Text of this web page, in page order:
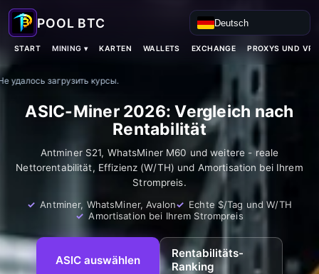
Deutsch
START MINING ▾ KARTEN WALLETS EXCHANGE PROXYS UND VPN
удалось загрузить курсы.
ASIC-Miner 2026: Vergleich nach
Rentabilität
Antminer S21, WhatsMiner M60 und weitere - reale
Nettorentabilität, Effizienz (W/TH) und Amortisation bei Ihrem
Strompreis.
Antminer, WhatsMiner, Avalon
Echte $/Tag und W/TH
Amortisation bei Ihrem Strompreis
ASIC auswählen
Rentabilitäts-
Ranking